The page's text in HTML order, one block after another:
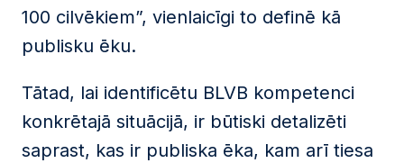
100 cilvēkiem”, vienlaicīgi to definē kā
publisku ēku.
Tātad, lai identificētu BLVB kompetenci
konkrētajā situācijā, ir būtiski detalizēti
saprast, kas ir publiska ēka, kam arī tiesa